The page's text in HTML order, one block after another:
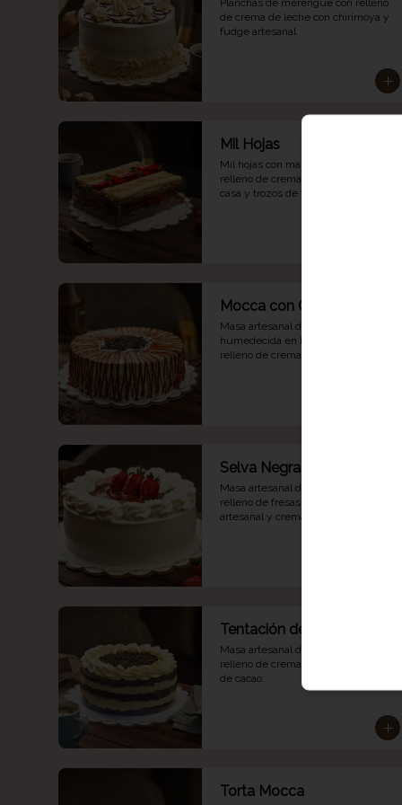
Planchas de merengue con relleno
de crema de leche con chirimoya y
fudge artesanal
Mil Hojas
Mil hojas con masa de hojaldre y
relleno de crema pastelera de la
casa y trozos de fresa.
Mocca con Crema
Masa artesanal de café granulado
humedecida en Irish Cream con
relleno de crema de leche con café
Selva Negra
Masa artesanal de chocolate con
relleno de fresas organicas, fudge
artesanal y crema.
Tentación de Lúcuma
Masa artesanal de chocolate con
relleno de crema de lúcuma y nibs
de cacao.
Torta Mocca